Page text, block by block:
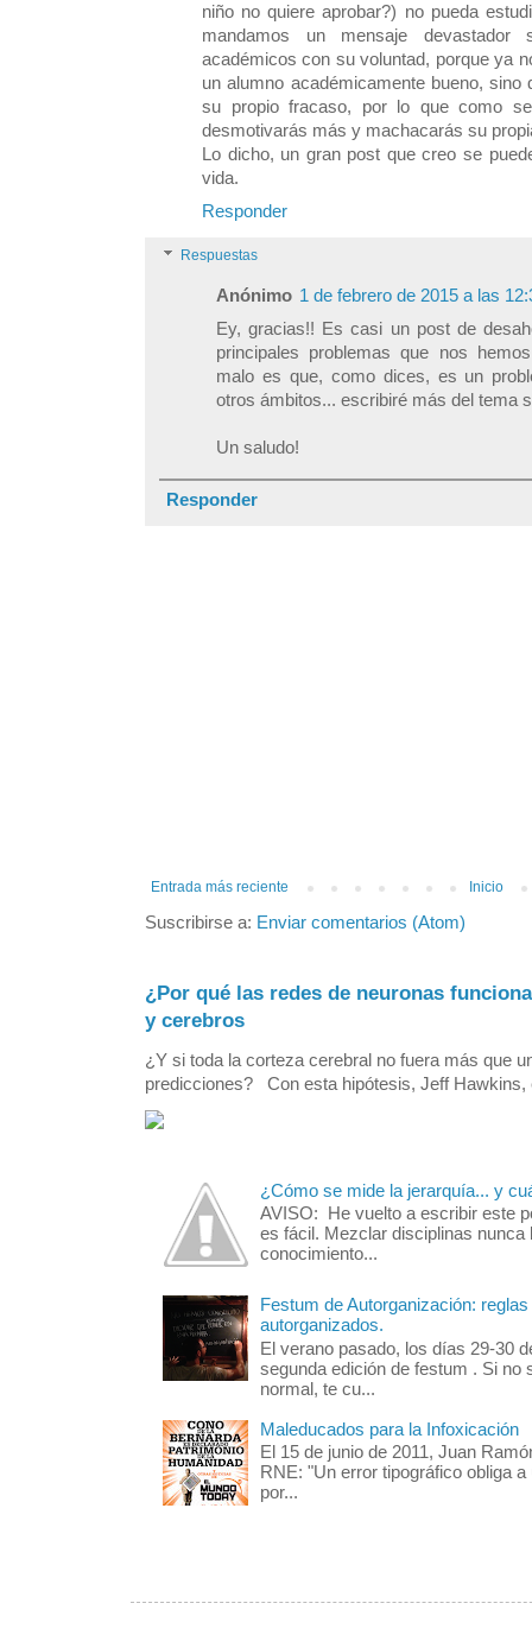
niño no quiere aprobar?) no pueda
mandamos un mensaje devastador
académicos con su voluntad, porque ya
un alumno académicamente bueno,
su propio fracaso, por lo que como
desmotivarás más y machacarás su
Lo dicho, un gran post que creo se
vida.
Responder
Respuestas
Anónimo 1 de febrero de 2015 a las
Ey, gracias!! Es casi un post de
principales problemas que nos
malo es que, como dices, es un
otros ámbitos... escribiré más del tema
Un saludo!
Responder
Entrada más reciente Inicio
Suscribirse a: Enviar comentarios (Atom)
¿Por qué las redes de neuronas
y cerebros
¿Y si toda la corteza cerebral no fuera más que
predicciones? Con esta hipótesis, Jeff Hawkins,
¿Cómo se mide la jerarquía... y
AVISO: He vuelto a escribir este
es fácil. Mezclar disciplinas
conocimiento...
Festum de Autorganización:
autorganizados.
El verano pasado, los días 29-30
segunda edición de festum . Si no
normal, te cu...
Maleducados para la Infoxicación
El 15 de junio de 2011, Juan
RNE: "Un error tipográfico obliga
por...